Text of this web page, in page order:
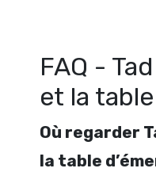
FAQ -
et la
Où regarder
la table